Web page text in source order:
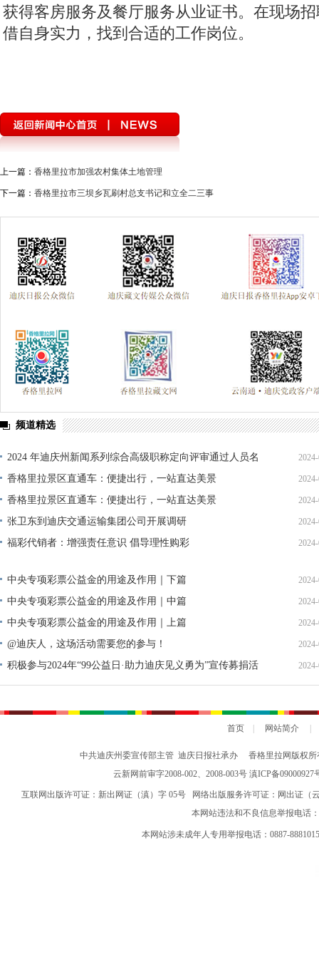
获得客房服务及餐厅服务从业证书。在现场
借自身实力，找到合适的工作岗位。
上一篇： 香格里拉市加强农村集体土地管理
下一篇： 香格里拉市三坝乡瓦刷村总支书记和立全二三事
频道精选
2024 年迪庆州新闻系列综合高级职称定向评审通过人员名
单公示
香格里拉景区直通车：便捷出行，一站直达美景
香格里拉景区直通车：便捷出行，一站直达美景
张卫东到迪庆交通运输集团公司开展调研
福彩代销者：增强责任意识 倡导理性购彩
中央专项彩票公益金的用途及作用｜下篇
中央专项彩票公益金的用途及作用｜中篇
中央专项彩票公益金的用途及作用｜上篇
@迪庆人，这场活动需要您的参与！
积极参与2024年“99公益日·助力迪庆见义勇为”宣传募捐活
动倡议书